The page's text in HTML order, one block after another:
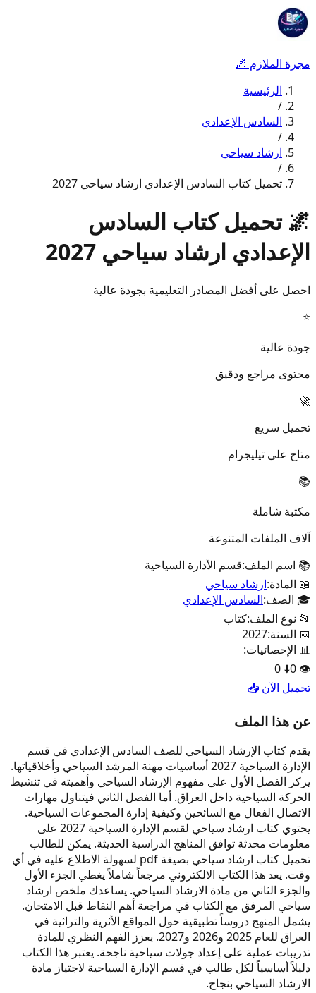
مجرة الملازم 🌌
الرئيسية
/
السادس الإعدادي
/
ارشاد سياحي
/
تحميل كتاب السادس الإعدادي ارشاد سياحي 2027
🌌 تحميل كتاب السادس
الإعدادي ارشاد سياحي 2027
احصل على أفضل المصادر التعليمية بجودة عالية
⭐
جودة عالية
محتوى مراجع ودقيق
🚀
تحميل سريع
متاح على تيليجرام
📚
مكتبة شاملة
آلاف الملفات المتنوعة
📚 اسم الملف:قسم الأدارة السياحية
📖 المادة:ارشاد سياحي
🎓 الصف:السادس الإعدادي
📂 نوع الملف:كتاب
📅 السنة:2027
📊 الإحصائيات:
👁️
0
⬇️
0
تحميل الآن 📥
عن هذا الملف
يقدم كتاب الإرشاد السياحي للصف السادس الإعدادي في قسم
الإدارة السياحية 2027 أساسيات مهنة المرشد السياحي وأخلاقياتها.
يركز الفصل الأول على مفهوم الإرشاد السياحي وأهميته في تنشيط
الحركة السياحية داخل العراق. أما الفصل الثاني فيتناول مهارات
الاتصال الفعال مع السائحين وكيفية إدارة المجموعات السياحية.
يحتوي كتاب ارشاد سياحي لقسم الإدارة السياحية 2027 على
معلومات محدثة توافق المناهج الدراسية الحديثة. يمكن للطالب
تحميل كتاب ارشاد سياحي بصيغة pdf لسهولة الاطلاع عليه في أي
وقت. يعد هذا الكتاب الالكتروني مرجعاً شاملاً يغطي الجزء الأول
والجزء الثاني من مادة الارشاد السياحي. يساعدك ملخص ارشاد
سياحي المرفق مع الكتاب في مراجعة أهم النقاط قبل الامتحان.
يشمل المنهج دروساً تطبيقية حول المواقع الأثرية والتراثية في
العراق للعام 2025 و2026 و2027. يعزز الفهم النظري للمادة
تدريبات عملية على إعداد جولات سياحية ناجحة. يعتبر هذا الكتاب
دليلاً أساسياً لكل طالب في قسم الإدارة السياحية لاجتياز مادة
الارشاد السياحي بنجاح.